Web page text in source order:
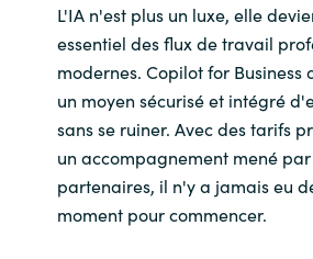
L'IA n'est plus un luxe, elle
essentiel des flux de travail
modernes. Copilot for Business
un moyen sécurisé et intégré
sans se ruiner. Avec des tarifs
un accompagnement mené par
partenaires, il n'y a jamais eu
moment pour commencer.